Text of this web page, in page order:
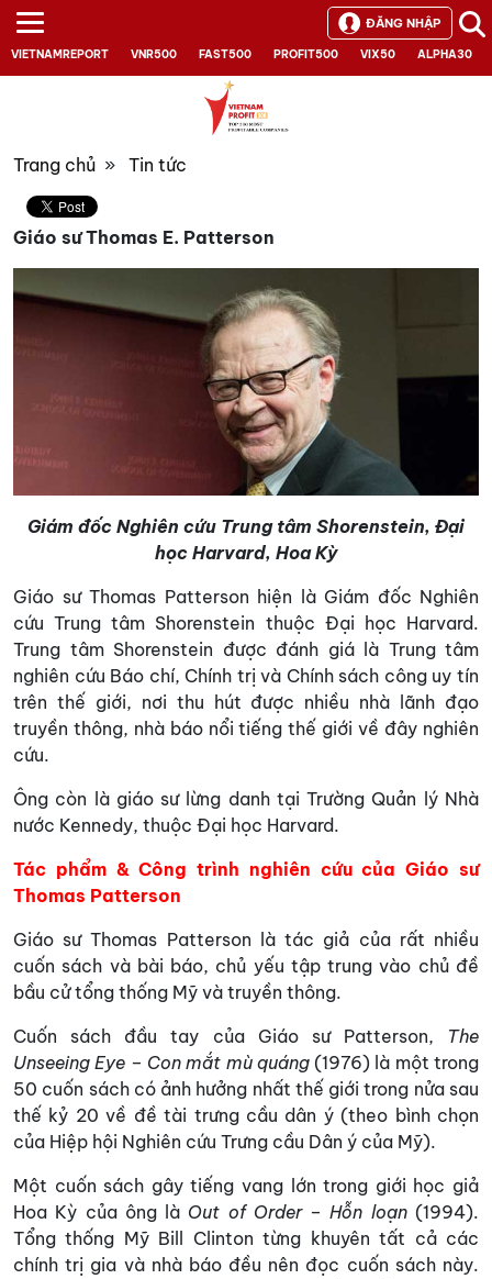
VIETNAMREPORT VNR500 FAST500 PROFIT500 VIX50 ALPHA30
ĐĂNG NHẬP
Trang chủ » Tin tức
Giáo sư Thomas E. Patterson
Giám đốc Nghiên cứu Trung tâm Shorenstein, Đại
học Harvard, Hoa Kỳ
Giáo sư Thomas Patterson hiện là Giám đốc Nghiên
cứu Trung tâm Shorenstein thuộc Đại học Harvard.
Trung tâm Shorenstein được đánh giá là Trung tâm
nghiên cứu Báo chí, Chính trị và Chính sách công uy tín
trên thế giới, nơi thu hút được nhiều nhà lãnh đạo
truyền thông, nhà báo nổi tiếng thế giới về đây nghiên
cứu.
Ông còn là giáo sư lừng danh tại Trường Quản lý Nhà
nước Kennedy, thuộc Đại học Harvard.
Tác phẩm & Công trình nghiên cứu của Giáo sư
Thomas Patterson
Giáo sư Thomas Patterson là tác giả của rất nhiều
cuốn sách và bài báo, chủ yếu tập trung vào chủ đề
bầu cử tổng thống Mỹ và truyền thông.
Cuốn sách đầu tay của Giáo sư Patterson, The
Unseeing Eye – Con mắt mù quáng(1976) là một trong
50 cuốn sách có ảnh hưởng nhất thế giới trong nửa sau
thế kỷ 20 về đề tài trưng cầu dân ý (theo bình chọn
của Hiệp hội Nghiên cứu Trưng cầu Dân ý của Mỹ).
Một cuốn sách gây tiếng vang lớn trong giới học giả
Hoa Kỳ của ông là Out of Order – Hỗn loạn(1994).
Tổng thống Mỹ Bill Clinton từng khuyên tất cả các
chính trị gia và nhà báo đều nên đọc cuốn sách này.